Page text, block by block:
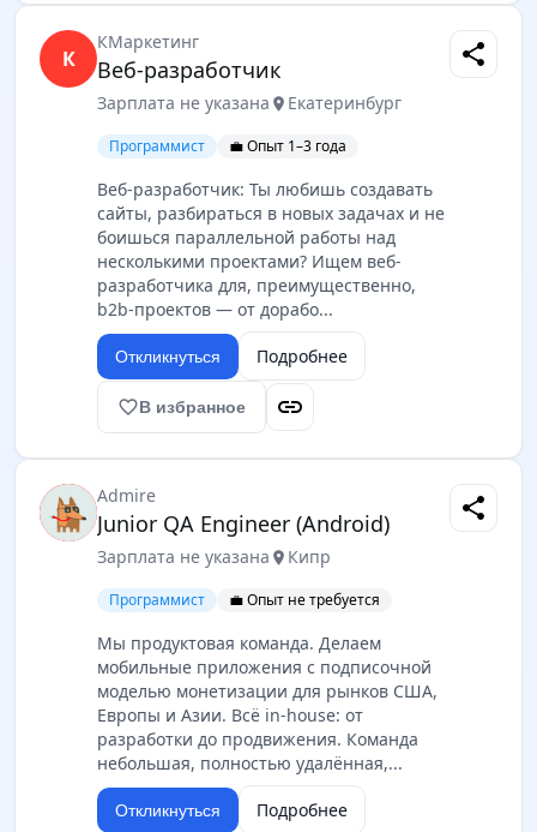
К
КМаркетинг
Веб-разработчик
Зарплата не указана location_on Екатеринбург
Программист 💼 Опыт 1–3 года
Веб-разработчик: Ты любишь создавать
сайты, разбираться в новых задачах и не
боишься параллельной работы над
несколькими проектами? Ищем веб-
разработчика для, преимущественно,
b2b-проектов — от дорабо...
Откликнуться Подробнее
favorite_borderВ избранное link
share
Admire
Junior QA Engineer (Android)
Зарплата не указана location_on Кипр
Программист 💼 Опыт не требуется
Мы продуктовая команда. Делаем
мобильные приложения с подписочной
моделью монетизации для рынков США,
Европы и Азии. Всё in-house: от
разработки до продвижения. Команда
небольшая, полностью удалённая,...
Откликнуться Подробнее
share